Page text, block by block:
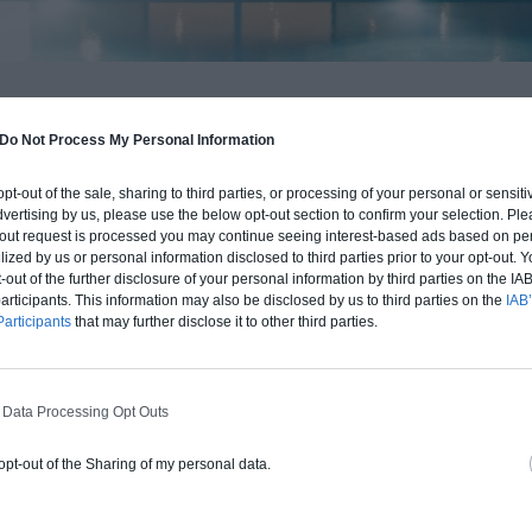
Do Not Process My Personal Information
out of the sale, sharing to third parties, or processing of your personal or
by us, please use the below opt-out section to confirm your selection.
request is processed you may continue seeing interest-based ads based on
by us or personal information disclosed to third parties prior to your opt-out.
of the further disclosure of your personal information by third parties on the
This information may also be disclosed by us to third parties on the
that may further disclose it to other third parties.
Processing Opt Outs
opt-out of the Sharing of my personal data.
un chiffrage estimatif pour la construction de cette
type de livraison souhaité : auto-construction, clos
d'air) ou clé en main.
Auto-construction Clos couvert Clé en main
Chiffrage estimatif pour : Fondations et
ossature bois isolé. Finitions haut de